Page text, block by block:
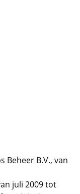
Beheer B.V., van
juli 2009 tot